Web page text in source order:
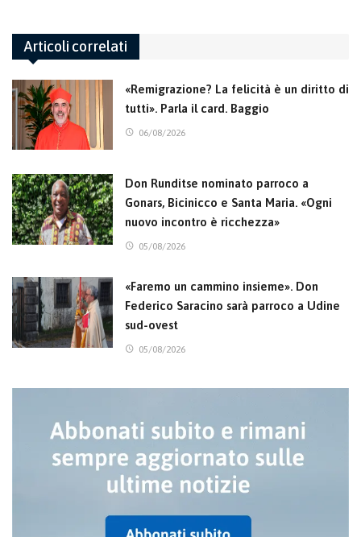
Articoli correlati
«Remigrazione? La felicità è un diritto di
tutti». Parla il card. Baggio
06/08/2026
Don Runditse nominato parroco a
Gonars, Bicinicco e Santa Maria. «Ogni
nuovo incontro è ricchezza»
05/08/2026
«Faremo un cammino insieme». Don
Federico Saracino sarà parroco a Udine
sud-ovest
05/08/2026